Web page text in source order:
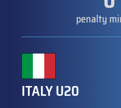
penalty
ITALY U20